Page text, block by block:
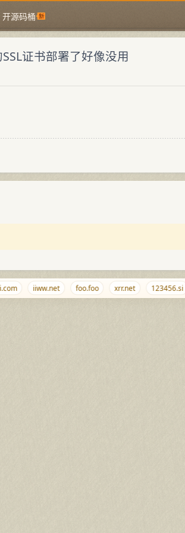
开源码桶
证书部署了好像没用
iiww.net foo.foo xrr.net 123456.si